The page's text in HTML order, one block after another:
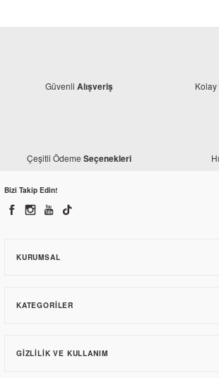
Güvenli Alışveriş Kolay
Çeşitli Ödeme Seçenekleri
Bizi Takip Edin!
KURUMSAL
KATEGORILER
GIZLILIK VE KULLANIM